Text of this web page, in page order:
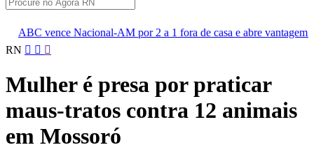
AM por 2 a 1 fora de casa e abre vantagem nas quartas
Cine
Pular
conteúdo
RN
Mulher é presa por praticar
maus-tratos contra 12 animais
em Mossoró